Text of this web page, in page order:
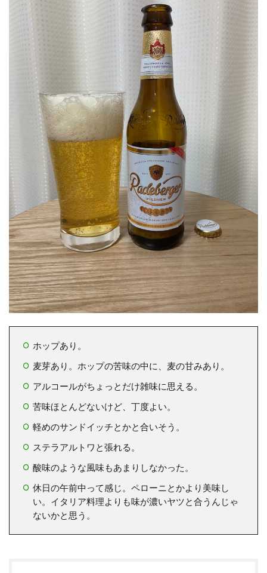
ホップあり。
麦芽あり。ホップの苦味の中に、麦の甘みあり。
アルコールがちょっとだけ雑味に思える。
苦味ほとんどないけど、丁度よい。
軽めのサンドイッチとかと合いそう。
ステラアルトワと張れる。
酸味のような風味もあまりしなかった。
休日の午前中って感じ。ペローニとかより美味し
い。イタリア料理よりも味が濃いヤツと合うんじゃ
ないかと思う。